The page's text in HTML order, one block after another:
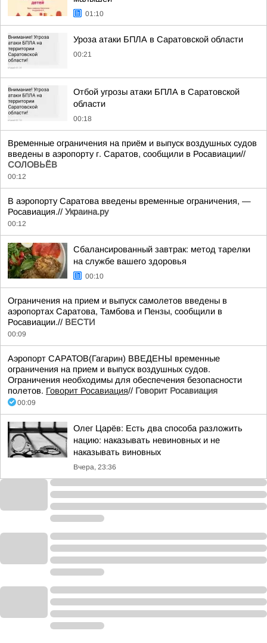
01:10
Уроза атаки БПЛА в Саратовской области
00:21
Отбой угрозы атаки БПЛА в Саратовской
области
00:18
Временные ограничения на приём и выпуск воздушных судов
введены в аэропорту г. Саратов, сообщили в Росавиации//
СОЛОВЬЁВ
00:12
В аэропорту Саратова введены временные ограничения, —
Росавиация.// Украина.ру
00:12
Сбалансированный завтрак: метод тарелки
на службе вашего здоровья
00:10
Ограничения на прием и выпуск самолетов введены в
аэропортах Саратова, Тамбова и Пензы, сообщили в
Росавиации.// ВЕСТИ
00:09
Аэропорт САРАТОВ(Гагарин) ВВЕДЕНЫ временные
ограничения на прием и выпуск воздушных судов.
Ограничения необходимы для обеспечения безопасности
полетов. Говорит Росавиация// Говорит Росавиация
00:09
Олег Царёв: Есть два способа разложить
нацию: наказывать невиновных и не
наказывать виновных
Вчера, 23:36